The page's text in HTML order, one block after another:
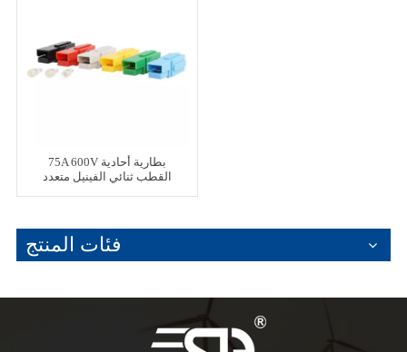
75A 600V بطارية أحادية
القطب ثنائي الفينيل متعدد
فئات المنتج